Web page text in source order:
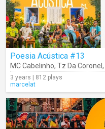
Poesia Acústica #13
MC Cabelinho, Tz Da Coronel ,
3 years | 812 plays
marcelat